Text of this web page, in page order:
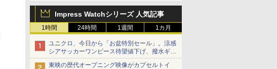
Impress Watchシリーズ 人気記事
1時間 24時間 1週間 1カ月
ユニクロ、今日から「お盆特別セール」。涼感
シアサッカーワンピース待望値下げ、撥水ギア
ショーツは1990円に
東映の歴代オープニング映像がカプセルトイ